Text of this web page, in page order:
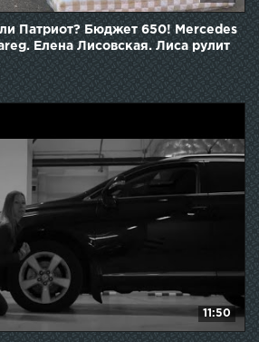
Патриот? Бюджет 650! Mercedes
Елена Лисовская. Лиса рулит
11:50